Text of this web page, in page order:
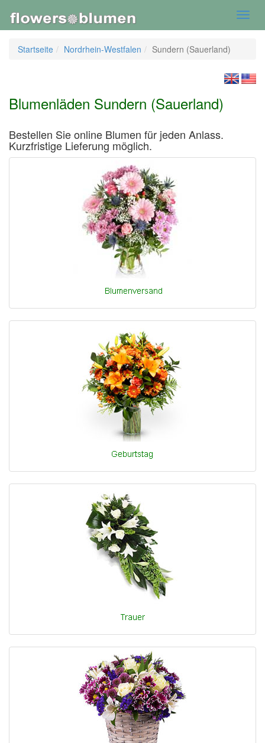
Startseite
Nordrhein-Westfalen Sundern (Sauerland)
Blumenläden Sundern (Sauerland)
Bestellen Sie online Blumen für jeden Anlass.
Kurzfristige Lieferung möglich.